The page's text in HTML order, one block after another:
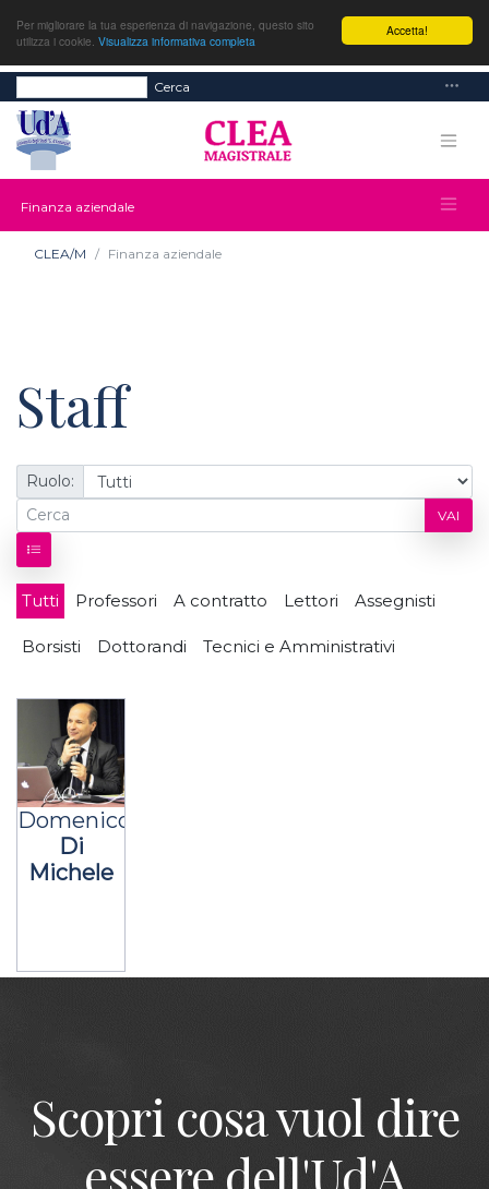
Accetta!
Per migliorare la tua esperienza di navigazione, questo sito
utilizza i cookie. Visualizza informativa completa
Cerca
Finanza aziendale
CLEA/M Finanza aziendale
Staff
Ruolo:
VAI
Tutti Professori A contratto Lettori Assegnisti
Borsisti Dottorandi Tecnici e Amministrativi
Domenico
Di
Michele
Scopri cosa vuol dire
essere dell'Ud'A